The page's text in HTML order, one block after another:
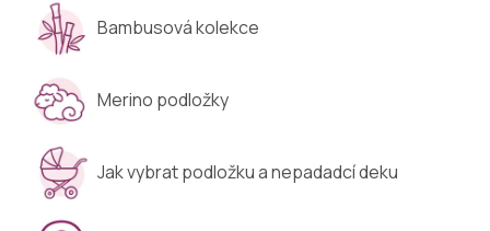
Bambusová kolekce
Merino podložky
Jak vybrat podložku a nepadadcí deku